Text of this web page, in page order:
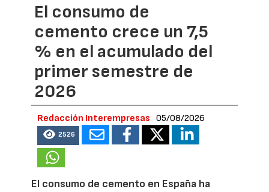
El consumo de
cemento crece un 7,5
% en el acumulado del
primer semestre de
2026
Redacción Interempresas 05/08/2026
2526
El consumo de cemento en España ha